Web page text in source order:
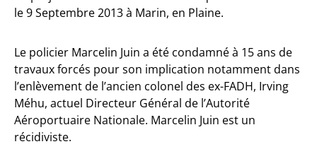
le 9 Septembre 2013 à Marin, en Plaine.
Le policier Marcelin Juin a été condamné à 15 ans de
travaux forcés pour son implication notamment dans
l’enlèvement de l’ancien colonel des ex-FADH, Irving
Méhu, actuel Directeur Général de l’Autorité
Aéroportuaire Nationale. Marcelin Juin est un
récidiviste.